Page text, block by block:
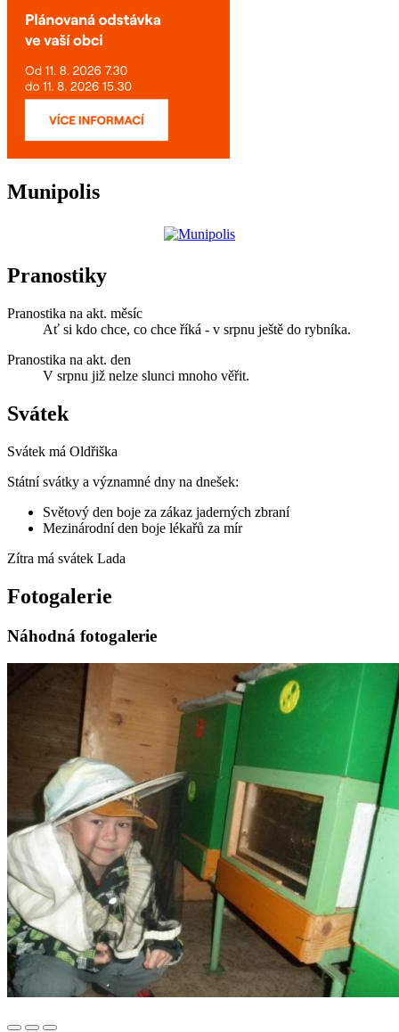
Munipolis
Pranostiky
Pranostika na akt. měsíc
Ať si kdo chce, co chce říká - v srpnu ještě do rybníka.
Pranostika na akt. den
V srpnu již nelze slunci mnoho věřit.
Svátek
Svátek má Oldřiška
Státní svátky a významné dny na dnešek:
Světový den boje za zákaz jaderných zbraní
Mezinárodní den boje lékařů za mír
Zítra má svátek Lada
Fotogalerie
Náhodná fotogalerie